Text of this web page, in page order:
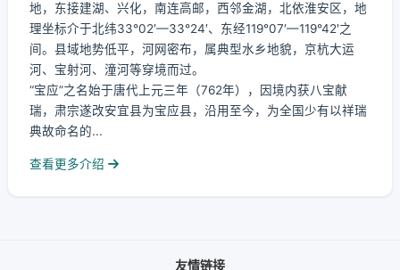
地，东接建湖、兴化，南连高邮，西邻金湖，北依淮安区，地
理坐标介于北纬33°02′—33°24′、东经119°07′—119°42′之
间。县域地势低平，河网密布，属典型水乡地貌，京杭大运
河、宝射河、潼河等穿境而过。
“宝应”之名始于唐代上元三年（762年），因境内获八宝献
瑞，肃宗遂改安宜县为宝应县，沿用至今，为全国少有以祥瑞
典故命名的...
查看更多介绍
友情链接